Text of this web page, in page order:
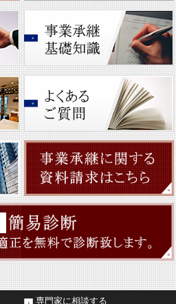
専門家に相談する